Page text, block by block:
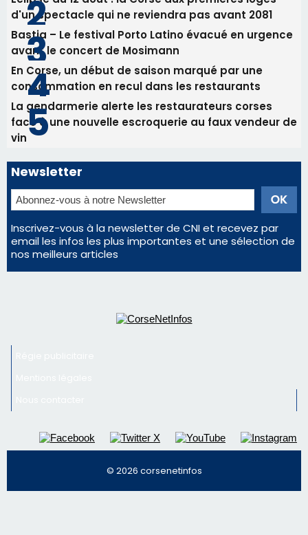
Commandant Antoine de Saint Exupery
Les plus lus
Satine Nomary est la nouvelle Miss Corse 2026
Éclipse du 12 août : la Corse aux premières loges
d'un spectacle qui ne reviendra pas avant 2081
Bastia – Le festival Porto Latino évacué en urgence
avant le concert de Mosimann
En Corse, un début de saison marqué par une
consommation en recul dans les restaurants
La gendarmerie alerte les restaurateurs corses
face à une nouvelle escroquerie au faux vendeur de